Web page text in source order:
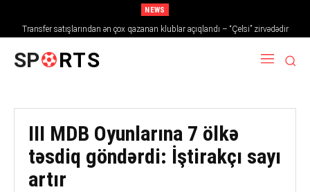
NEWS
Transfer satışlarından ən çox qazanan klublar açıqlandı – “Çelsi” zirvədədir
SP RTS
III MDB Oyunlarına 7 ölkə
təsdiq göndərdi: İştirakçı sayı
artır